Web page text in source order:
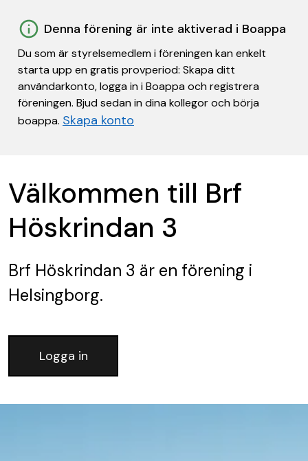
Denna förening är inte aktiverad i Boappa
Du som är styrelsemedlem i föreningen kan enkelt
starta upp en gratis provperiod: Skapa ditt
användarkonto, logga in i Boappa och registrera
föreningen. Bjud sedan in dina kollegor och börja
boappa. Skapa konto
Välkommen till Brf
Höskrindan 3
Brf Höskrindan 3 är en förening i
Helsingborg.
Logga in